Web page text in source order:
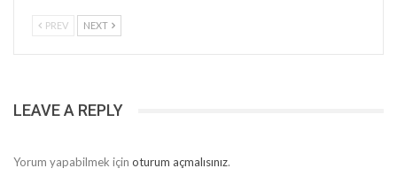
PREV NEXT
LEAVE A REPLY
Yorum yapabilmek için oturum açmalısınız.